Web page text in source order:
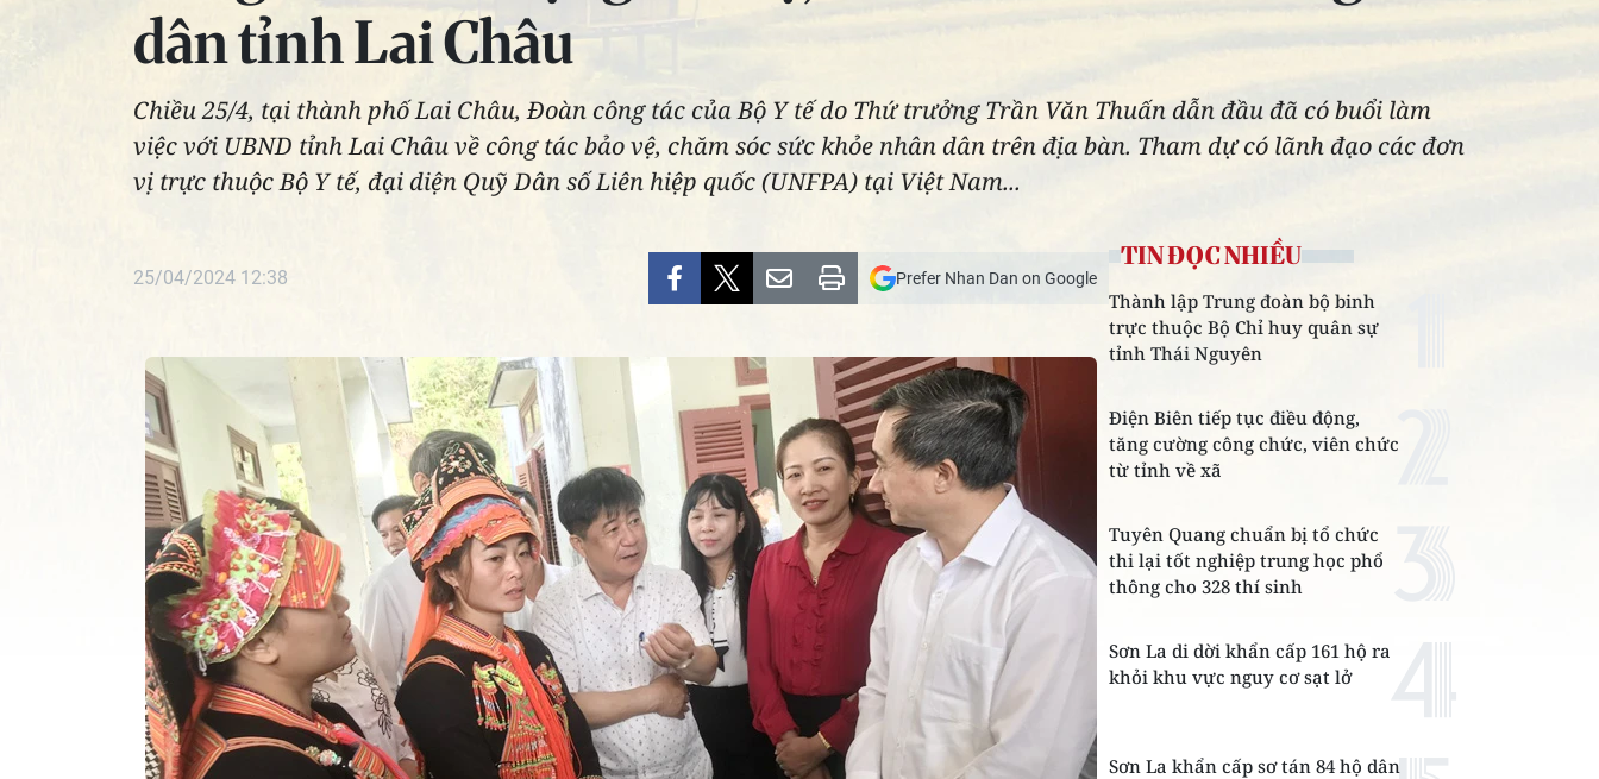
dân tỉnh Lai Châu
Chiều 25/4, tại thành phố Lai Châu, Đoàn công tác của Bộ Y tế do Thứ trưởng Trần Văn Thuấn dẫn đầu đã có buổi làm
việc với UBND tỉnh Lai Châu về công tác bảo vệ, chăm sóc sức khỏe nhân dân trên địa bàn. Tham dự có lãnh đạo các đơn
vị trực thuộc Bộ Y tế, đại diện Quỹ Dân số Liên hiệp quốc (UNFPA) tại Việt Nam...
25/04/2024 12:38 Prefer Nhan Dan on Google
TIN ĐỌC NHIỀU
Thành lập Trung đoàn bộ binh
trực thuộc Bộ Chỉ huy quân sự
tỉnh Thái Nguyên
Điện Biên tiếp tục điều động,
tăng cường công chức, viên chức
từ tỉnh về xã
Tuyên Quang chuẩn bị tổ chức
thi lại tốt nghiệp trung học phổ
thông cho 328 thí sinh
Sơn La di dời khẩn cấp 161 hộ ra
khỏi khu vực nguy cơ sạt lở
Sơn La khẩn cấp sơ tán 84 hộ dân